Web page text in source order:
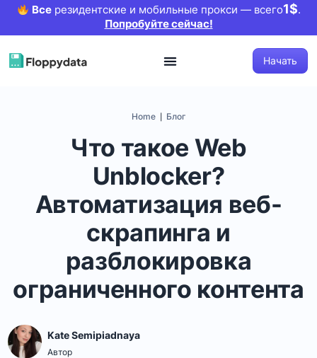
Всерезидентские и мобильные прокси — всего1$.
Попробуйте сейчас!
Начать
Home Блог
Что такое Web
Unblocker?
Автоматизация веб-
скрапинга и
разблокировка
ограниченного контента
Kate Semipiadnaya
Автор